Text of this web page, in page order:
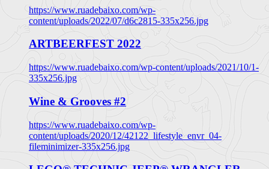
https://www.ruadebaixo.com/wp-
content/uploads/2022/07/d6c2815-335x256.jpg
ARTBEERFEST 2022
https://www.ruadebaixo.com/wp-content/uploads/2021/10/1-
335x256.jpg
Wine & Grooves #2
https://www.ruadebaixo.com/wp-
content/uploads/2020/12/42122_lifestyle_envr_04-
fileminimizer-335x256.jpg